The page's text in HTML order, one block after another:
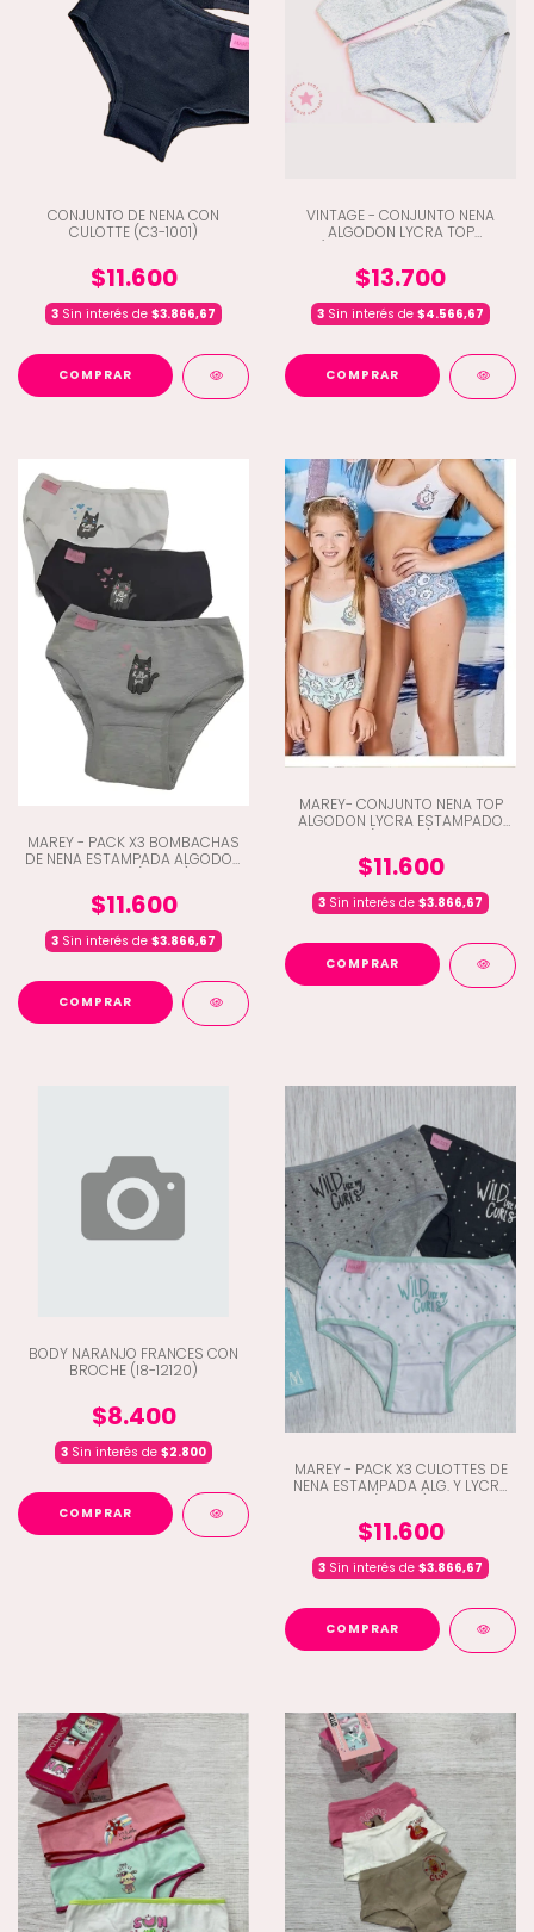
CONJUNTO DE NENA CON
CULOTTE (C3-1001)
$11.600
3 Sin interés de $3.866,67
COMPRAR
VINTAGE - CONJUNTO NENA
ALGODON LYCRA TOP
(B5-454)
$13.700
3 Sin interés de $4.566,67
COMPRAR
MAREY - PACK X3 BOMBACHAS
DE NENA ESTAMPADA ALGODON
$11.600
3 Sin interés de $3.866,67
COMPRAR
MAREY- CONJUNTO NENA TOP
ALGODON LYCRA ESTAMPADO
$11.600
3 Sin interés de $3.866,67
COMPRAR
BODY NARANJO FRANCES CON
BROCHE (I8-12120)
$8.400
3 Sin interés de $2.800
COMPRAR
MAREY - PACK X3 CULOTTES DE
NENA ESTAMPADA ALG. Y LYCRA
$11.600
3 Sin interés de $3.866,67
COMPRAR